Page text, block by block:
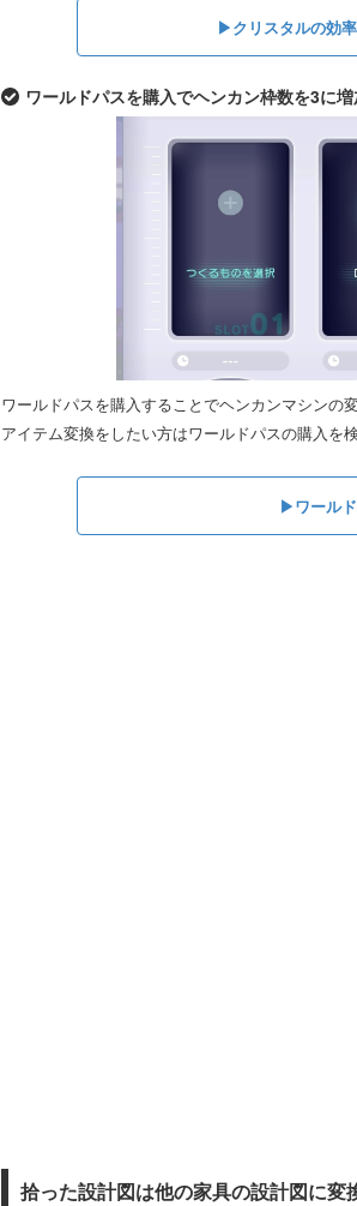
▶︎クリスタルの効
ワールドパスを購入でヘンカン枠数を3に
ワールドパスを購入することでヘンカンマシンの
アイテム変換をしたい方はワールドパスの購入を
▶︎ワール
拾った設計図は他の家具の設計図に変